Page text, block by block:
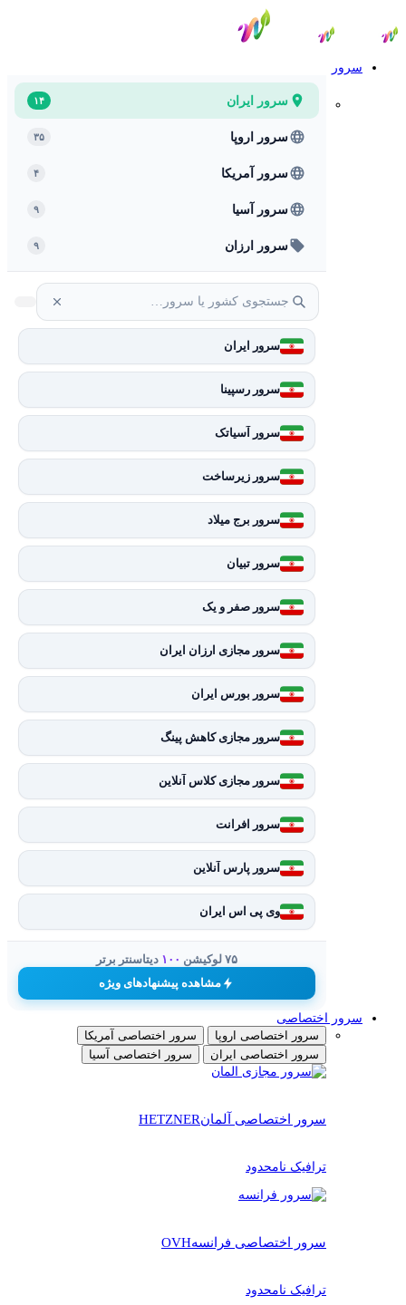
سرور
سرور ایران ۱۴
سرور اروپا ۳۵
سرور آمریکا ۴
سرور آسیا ۹
سرور ارزان ۹
سرور ایران
سرور رسپینا
سرور آسیاتک
سرور زیرساخت
سرور برج میلاد
سرور تبیان
سرور صفر و یک
سرور مجازی ارزان ایران
سرور بورس ایران
سرور مجازی کاهش پینگ
سرور مجازی کلاس آنلاین
سرور افرانت
سرور پارس آنلاین
وی پی اس ایران
۷۵ لوکیشن ۱۰۰ دیتاسنتر برتر
مشاهده پیشنهادهای ویژه
سرور اختصاصی
سرور اختصاصی اروپا
سرور اختصاصی آمریکا
سرور اختصاصی ایران
سرور اختصاصی آسیا
سرور اختصاصی آلمانHETZNER
ترافیک نامحدود
سرور اختصاصی فرانسهOVH
ترافیک نامحدود